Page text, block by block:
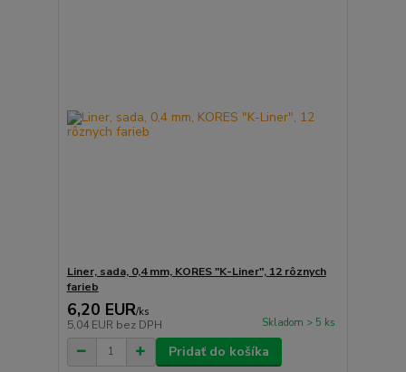
Liner, sada, 0,4 mm, KORES "K-Liner", 12 rôznych
farieb
6,20 EUR/ks
5,04 EUR bez DPH Skladom > 5 ks
Pridať do košíka